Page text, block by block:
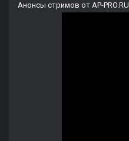
Анонсы стримов от AP-PRO.RU